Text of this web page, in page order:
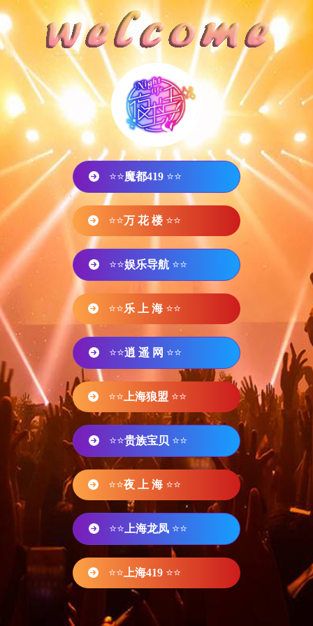
⭐⭐魔都419 ⭐⭐
⭐⭐万 花 楼 ⭐⭐
⭐⭐娱乐导航 ⭐⭐
⭐⭐乐 上 海 ⭐⭐
⭐⭐逍 遥 网 ⭐⭐
⭐⭐ 上海狼盟 ⭐⭐
⭐⭐贵族宝贝 ⭐⭐
⭐⭐夜 上 海 ⭐⭐
⭐⭐ 上海龙凤 ⭐⭐
⭐⭐ 上海419 ⭐⭐